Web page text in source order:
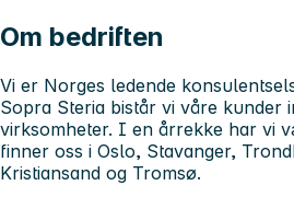
Om bedriften
Vi er Norges ledende
Sopra Steria bistår vi våre kunder
virksomheter. I en årrekke har vi
finner oss i Oslo, Stavanger,
Kristiansand og Tromsø.